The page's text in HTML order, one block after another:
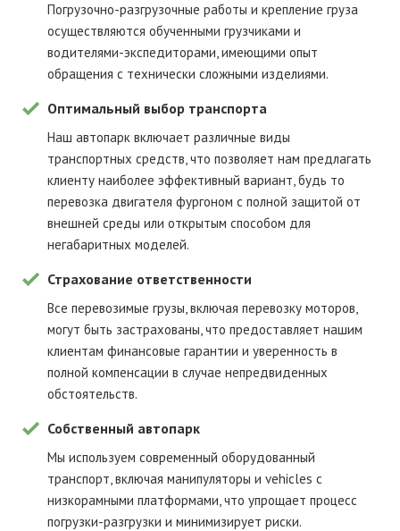
Погрузочно-разгрузочные работы и крепление груза
осуществляются обученными грузчиками и
водителями-экспедиторами, имеющими опыт
обращения с технически сложными изделиями.
Оптимальный выбор транспорта
Наш автопарк включает различные виды
транспортных средств, что позволяет нам предлагать
клиенту наиболее эффективный вариант, будь то
перевозка двигателя фургоном с полной защитой от
внешней среды или открытым способом для
негабаритных моделей.
Страхование ответственности
Все перевозимые грузы, включая перевозку моторов,
могут быть застрахованы, что предоставляет нашим
клиентам финансовые гарантии и уверенность в
полной компенсации в случае непредвиденных
обстоятельств.
Собственный автопарк
Мы используем современный оборудованный
транспорт, включая манипуляторы и vehicles с
низкорамными платформами, что упрощает процесс
погрузки-разгрузки и минимизирует риски.